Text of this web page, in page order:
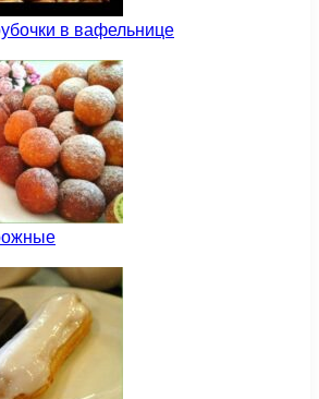
в вафельнице